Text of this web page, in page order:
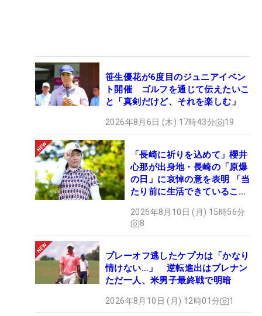
笹生優花が6度目のジュニアイベン
ト開催 ゴルフを通じて伝えたいこ
と「真剣だけど、それを楽しむ」
2026年8月6日 (木) 17時43分 19
「長崎に祈りを込めて」櫻井
心那が出身地・長崎の「原爆
の日」に哀悼の意を表明 「当
たり前に生活できていること
2026年8月10日 (月) 15時56分
8
プレーオフ逃したケプカは「かなり
情けない…」 逆転進出はブレナン
ただ一人、米男子最終戦で明暗
2026年8月10日 (月) 12時01分 1